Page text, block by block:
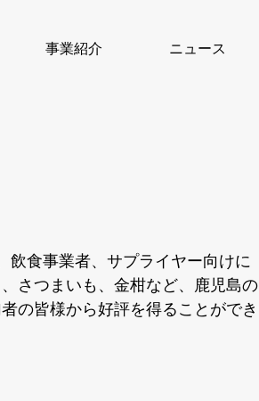
事業紹介 ニュース
飲食事業者、サプライヤー向けに
さつまいも、金柑など、鹿児島の
の皆様から好評を得ることができ